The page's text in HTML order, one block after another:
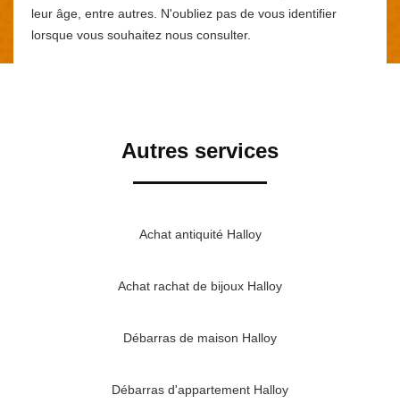
leur âge, entre autres. N'oubliez pas de vous identifier
lorsque vous souhaitez nous consulter.
Autres services
Achat antiquité Halloy
Achat rachat de bijoux Halloy
Débarras de maison Halloy
Débarras d'appartement Halloy